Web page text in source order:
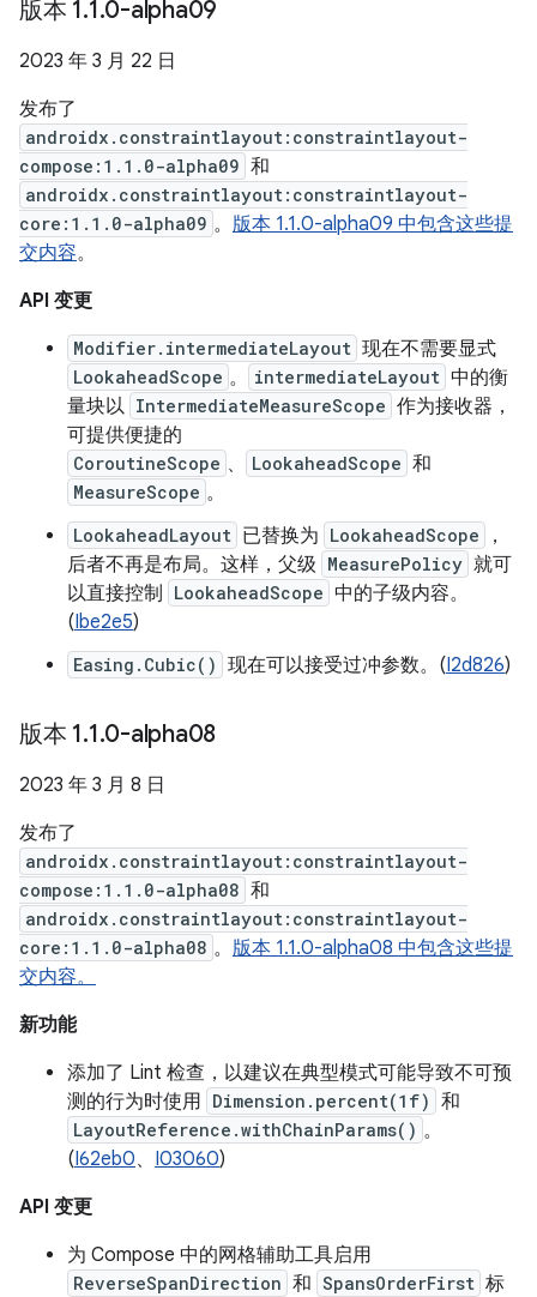
版本 1.1.0-alpha09
2023 年 3 月 22 日
发布了
androidx.constraintlayout:constraintlayout-
compose:1.1.0-alpha09 和
androidx.constraintlayout:constraintlayout-
core:1.1.0-alpha09 。 版本 1.1.0-alpha09 中包含这些提
交内容。
API 变更
Modifier.intermediateLayout 现在不需要显式
LookaheadScope 。 intermediateLayout 中的衡
量块以 IntermediateMeasureScope 作为接收器，
可提供便捷的
CoroutineScope 、 LookaheadScope 和
MeasureScope 。
LookaheadLayout 已替换为 LookaheadScope
，
后者不再是布局。这样，父级 MeasurePolicy 就可
以直接控制
LookaheadScope 中的子级内容。
(Ibe2e5)
Easing.Cubic() 现在可以接受过冲参数。(I2d826)
版本 1.1.0-alpha08
2023 年 3 月 8 日
发布了
androidx.constraintlayout:constraintlayout-
compose:1.1.0-alpha08 和
androidx.constraintlayout:constraintlayout-
core:1.1.0-alpha08 。 版本 1.1.0-alpha08 中包含这些提
交内容。
新功能
添加了 Lint 检查，以建议在典型模式可能导致不可预
测的行为时使用 Dimension.percent(1f) 和
LayoutReference.withChainParams() 。
(I62eb0、 I03060)
API 变更
为 Compose 中的网格辅助工具启用
ReverseSpanDirection 和 SpansOrderFirst 标